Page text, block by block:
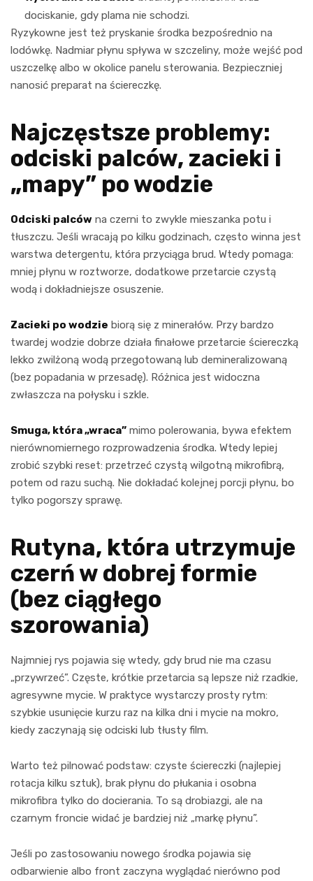
dociskanie, gdy plama nie schodzi.
Ryzykowne jest też pryskanie środka bezpośrednio na
lodówkę. Nadmiar płynu spływa w szczeliny, może wejść pod
uszczelkę albo w okolice panelu sterowania. Bezpieczniej
nanosić preparat na ściereczkę.
Najczęstsze problemy:
odciski palców, zacieki i
„mapy” po wodzie
Odciski palców na czerni to zwykle mieszanka potu i
tłuszczu. Jeśli wracają po kilku godzinach, często winna jest
warstwa detergentu, która przyciąga brud. Wtedy pomaga:
mniej płynu w roztworze, dodatkowe przetarcie czystą
wodą i dokładniejsze osuszenie.
Zacieki po wodzie biorą się z minerałów. Przy bardzo
twardej wodzie dobrze działa finałowe przetarcie ściereczką
lekko zwilżoną wodą przegotowaną lub demineralizowaną
(bez popadania w przesadę). Różnica jest widoczna
zwłaszcza na połysku i szkle.
Smuga, która „wraca” mimo polerowania, bywa efektem
nierównomiernego rozprowadzenia środka. Wtedy lepiej
zrobić szybki reset: przetrzeć czystą wilgotną mikrofibrą,
potem od razu suchą. Nie dokładać kolejnej porcji płynu, bo
tylko pogorszy sprawę.
Rutyna, która utrzymuje
czerń w dobrej formie
(bez ciągłego
szorowania)
Najmniej rys pojawia się wtedy, gdy brud nie ma czasu
„przywrzeć”. Częste, krótkie przetarcia są lepsze niż rzadkie,
agresywne mycie. W praktyce wystarczy prosty rytm:
szybkie usunięcie kurzu raz na kilka dni i mycie na mokro,
kiedy zaczynają się odciski lub tłusty film.
Warto też pilnować podstaw: czyste ściereczki (najlepiej
rotacja kilku sztuk), brak płynu do płukania i osobna
mikrofibra tylko do docierania. To są drobiazgi, ale na
czarnym froncie widać je bardziej niż „markę płynu”.
Jeśli po zastosowaniu nowego środka pojawia się
odbarwienie albo front zaczyna wyglądać nierówno pod